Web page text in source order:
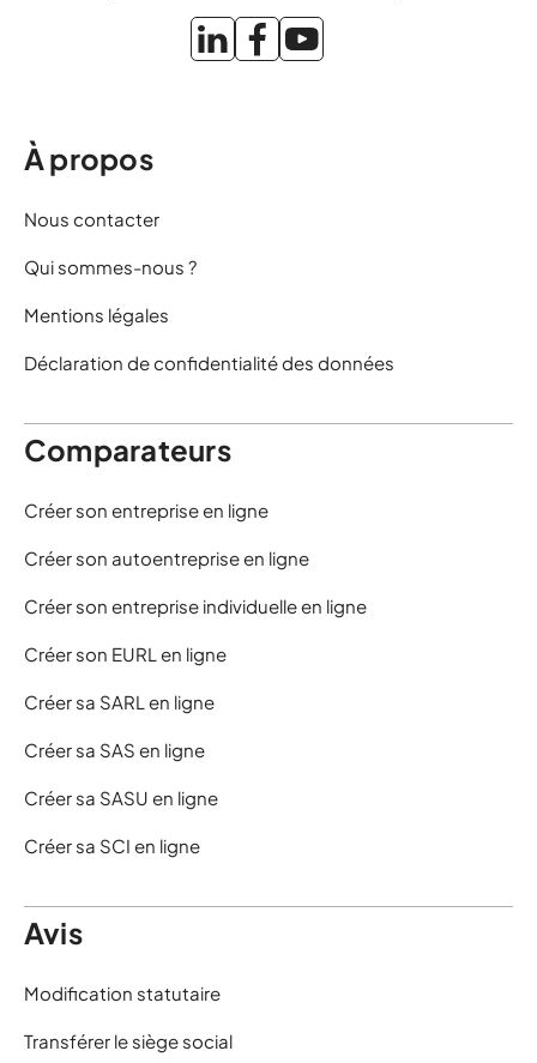
À propos
Nous contacter
Qui sommes-nous ?
Mentions légales
Déclaration de confidentialité des données
Comparateurs
Créer son entreprise en ligne
Créer son autoentreprise en ligne
Créer son entreprise individuelle en ligne
Créer son EURL en ligne
Créer sa SARL en ligne
Créer sa SAS en ligne
Créer sa SASU en ligne
Créer sa SCI en ligne
Avis
Modification statutaire
Transférer le siège social